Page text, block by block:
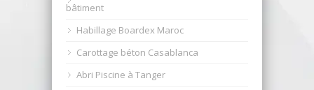
bâtiment
Habillage Boardex Maroc
Carottage béton Casablanca
Abri Piscine à Tanger